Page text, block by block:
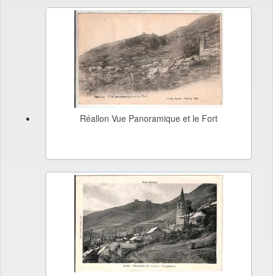
Réallon Vue Panoramique et le Fort